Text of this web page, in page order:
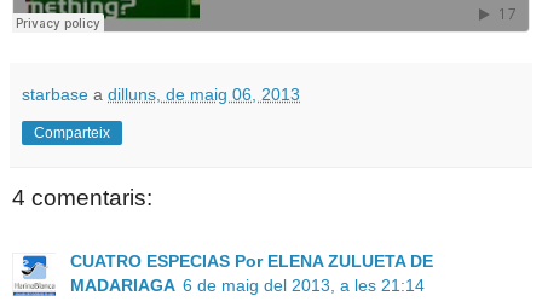
starbase a dilluns, de maig 06, 2013
Comparteix
4 comentaris:
CUATRO ESPECIAS Por ELENA ZULUETA DE
MADARIAGA 6 de maig del 2013, a les 21:14